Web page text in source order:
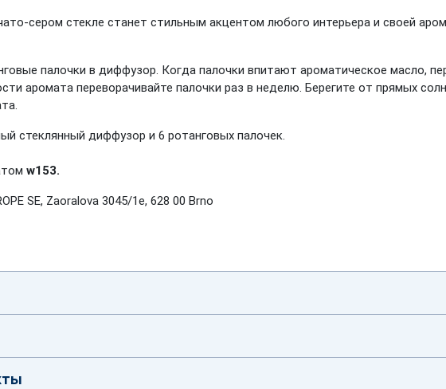
сером стекле станет стильным акцентом любого интерьера и своей
палочки в диффузор. Когда палочки впитают ароматическое масло,
аромата переворачивайте палочки раз в неделю. Берегите от прямых
стеклянный диффузор и 6 ротанговых палочек.
w153.
SE, Zaoralova 3045/1e, 628 00 Brno